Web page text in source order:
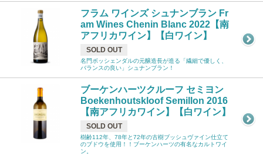
フラム ワインズ シュナンブラン Fr
am Wines Chenin Blanc 2022【南
アフリカワイン】【白ワイン】
SOLD OUT
名門ボッシェンダルの元醸造長が造る「繊細で優しく、
バランスの良い」シュナンブラン！
ブーケンハーツクルーフ セミヨン
Boekenhoutskloof Semillon 2016
【南アフリカワイン】【白ワイン】
SOLD OUT
樹齢112年、78年と72年の古樹ブッシュヴァイン仕立て
のブドウを使用！！ブーケンハーツの有名なカルトワイ
ン。